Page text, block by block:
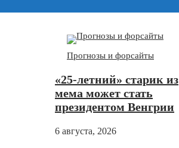
Прогнозы и форсайты
«25-летний» старик из
мема может стать
президентом Венгрии
6 августа, 2026